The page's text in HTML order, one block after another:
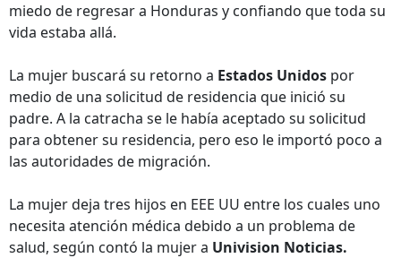
miedo de regresar a Honduras y confiando que toda su
vida estaba allá.
La mujer buscará su retorno a Estados Unidos por
medio de una solicitud de residencia que inició su
padre. A la catracha se le había aceptado su solicitud
para obtener su residencia, pero eso le importó poco a
las autoridades de migración.
La mujer deja tres hijos en EEE UU entre los cuales uno
necesita atención médica debido a un problema de
salud, según contó la mujer a Univision Noticias.